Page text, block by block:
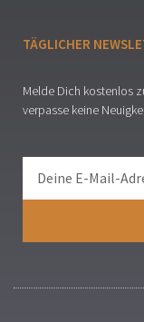
TÄGLICHER
Melde Dich kostenlos
verpasse keine